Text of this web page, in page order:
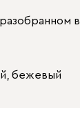
бежевый